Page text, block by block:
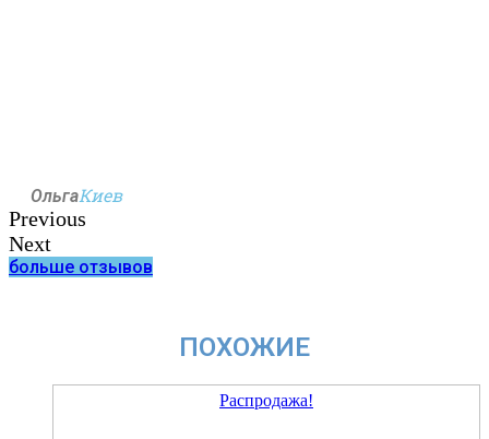
ОльгаКиев
Previous
Next
больше отзывов
ПОХОЖИЕ
Распродажа!